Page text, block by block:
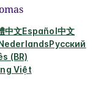
中文Español中文
Русский
(BR)
Việt